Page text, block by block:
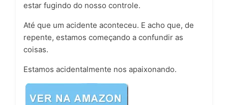
estar fugindo do nosso controle.
Até que um acidente aconteceu. E acho que, de
repente, estamos começando a confundir as
coisas.
Estamos acidentalmente nos apaixonando.